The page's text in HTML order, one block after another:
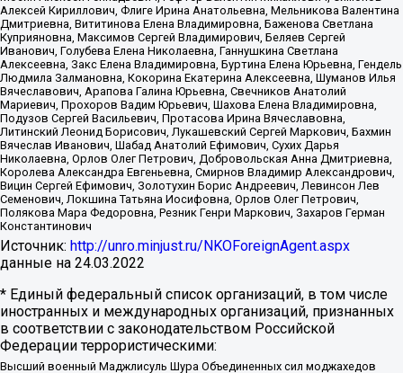
Алексей Кириллович, Флиге Ирина Анатольевна, Мельникова Валентина
Дмитриевна, Вититинова Елена Владимировна, Баженова Светлана
Куприяновна, Максимов Сергей Владимирович, Беляев Сергей
Иванович, Голубева Елена Николаевна, Ганнушкина Светлана
Алексеевна, Закс Елена Владимировна, Буртина Елена Юрьевна, Гендель
Людмила Залмановна, Кокорина Екатерина Алексеевна, Шуманов Илья
Вячеславович, Арапова Галина Юрьевна, Свечников Анатолий
Мариевич, Прохоров Вадим Юрьевич, Шахова Елена Владимировна,
Подузов Сергей Васильевич, Протасова Ирина Вячеславовна,
Литинский Леонид Борисович, Лукашевский Сергей Маркович, Бахмин
Вячеслав Иванович, Шабад Анатолий Ефимович, Сухих Дарья
Николаевна, Орлов Олег Петрович, Добровольская Анна Дмитриевна,
Королева Александра Евгеньевна, Смирнов Владимир Александрович,
Вицин Сергей Ефимович, Золотухин Борис Андреевич, Левинсон Лев
Семенович, Локшина Татьяна Иосифовна, Орлов Олег Петрович,
Полякова Мара Федоровна, Резник Генри Маркович, Захаров Герман
Константинович
Источник: http://unro.minjust.ru/NKOForeignAgent.aspx
данные на 24.03.2022
* Единый федеральный список организаций, в том числе
иностранных и международных организаций, признанных
в соответствии с законодательством Российской
Федерации террористическими:
Высший военный Маджлисуль Шура Объединенных сил моджахедов